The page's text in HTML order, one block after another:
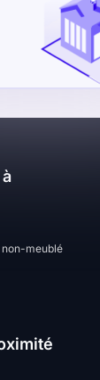
m2
m2
meublé